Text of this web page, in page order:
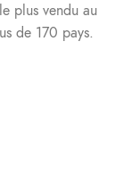
plus vendu au
de 170 pays.